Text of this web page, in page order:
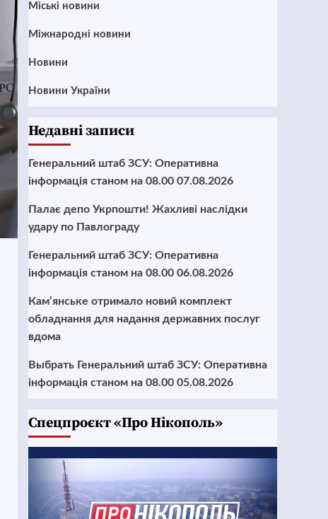
Mіські новини
Міжнародні новини
Новини
Новини України
Недавні записи
Генеральний штаб ЗСУ: Оперативна
інформація станом на 08.00 07.08.2026
Палає депо Укрпошти! Жахливі наслідки
удару по Павлограду
Генеральний штаб ЗСУ: Оперативна
інформація станом на 08.00 06.08.2026
Кам’янське отримало новий комплект
обладнання для надання державних послуг
вдома
Выбрать Генеральний штаб ЗСУ: Оперативна
інформація станом на 08.00 05.08.2026
Cпецпроєкт «Про Нікополь»